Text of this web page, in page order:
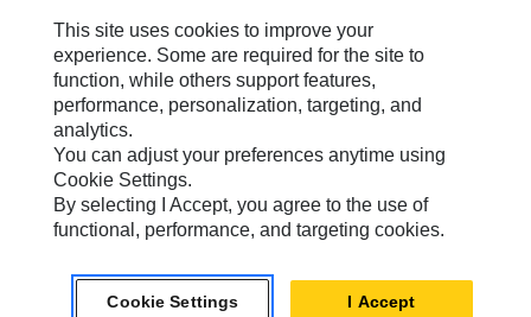
Europe-German© 2026 Caterpillar. Alle Rechte vorbehalten.
This site uses cookies to improve your
experience. Some are required for the site to
function, while others support features,
performance, personalization, targeting, and
analytics.
You can adjust your preferences anytime using
Cookie Settings.
By selecting I Accept, you agree to the use of
functional, performance, and targeting cookies.
Cookie Settings I Accept